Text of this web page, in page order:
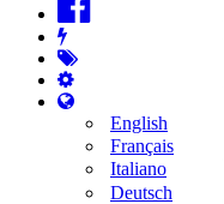
English
Français
Italiano
Deutsch